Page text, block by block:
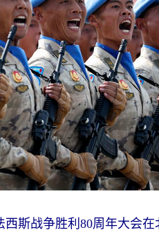
斯战争胜利80周年大会